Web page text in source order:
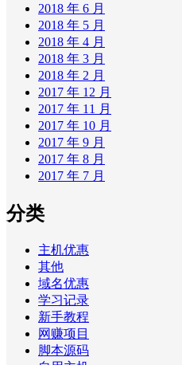
2018 年 6 月
2018 年 5 月
2018 年 4 月
2018 年 3 月
2018 年 2 月
2017 年 12 月
2017 年 11 月
2017 年 10 月
2017 年 9 月
2017 年 8 月
2017 年 7 月
分类
主机优惠
其他
域名优惠
学习记录
新手教程
网赚项目
脚本源码